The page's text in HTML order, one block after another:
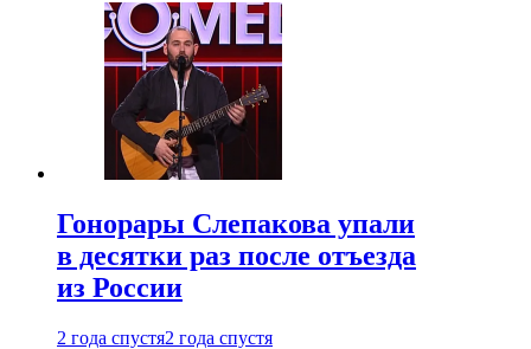
Гонорары Слепакова упали
в десятки раз после отъезда
из России
2 года спустя2 года спустя